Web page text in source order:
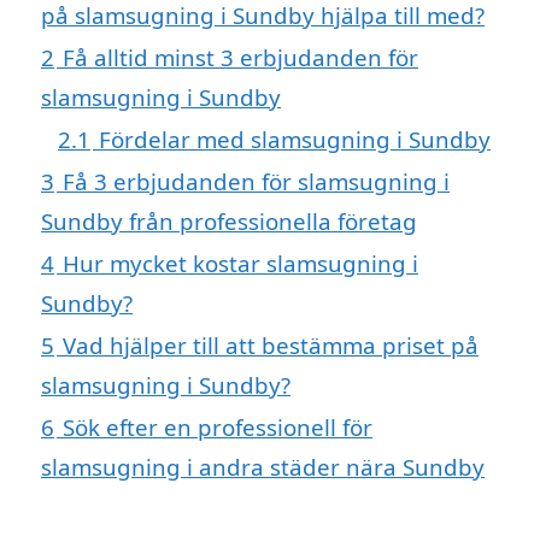
på slamsugning i Sundby hjälpa till med?
2 Få alltid minst 3 erbjudanden för
slamsugning i Sundby
2.1 Fördelar med slamsugning i Sundby
3 Få 3 erbjudanden för slamsugning i
Sundby från professionella företag
4 Hur mycket kostar slamsugning i
Sundby?
5 Vad hjälper till att bestämma priset på
slamsugning i Sundby?
6 Sök efter en professionell för
slamsugning i andra städer nära Sundby